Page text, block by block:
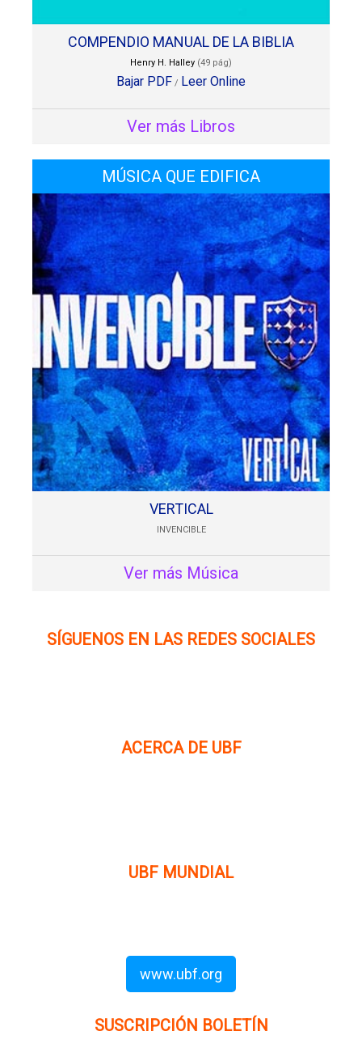
COMPENDIO MANUAL DE LA BIBLIA
Henry H. Halley (49 pág)
Bajar PDF / Leer Online
Ver más Libros
MÚSICA QUE EDIFICA
VERTICAL
INVENCIBLE
Ver más Música
SÍGUENOS EN LAS REDES SOCIALES
ACERCA DE UBF
UBF MUNDIAL
www.ubf.org
SUSCRIPCIÓN BOLETÍN